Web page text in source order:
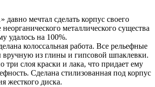
давно мечтал сделать корпус своего
металлического существа
удалось на 100%.
колоссальная работа. Все рельефные
из глины и гипсовой шпаклевки.
три слоя краски и лака, что придает ему
Сделана стилизованная под корпус
жесткого диска.